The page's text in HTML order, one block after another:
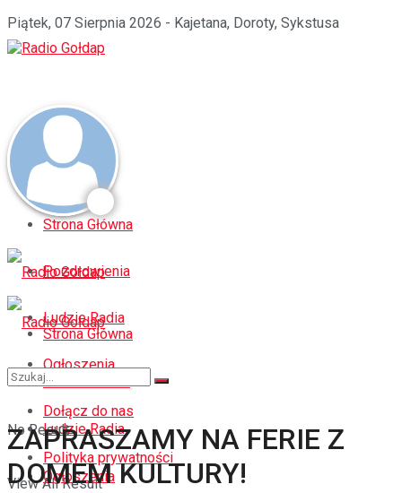
Piątek, 07 Sierpnia 2026 - Kajetana, Doroty, Sykstusa
Strona Główna
Pozdrowienia
Ludzie Radia
Ogłoszenia
Dołącz do nas
Polityka prywatności
Strona Główna
Pozdrowienia
Ludzie Radia
Ogłoszenia
No Result
View All Result
ZAPRASZAMY NA FERIE Z
DOMEM KULTURY!